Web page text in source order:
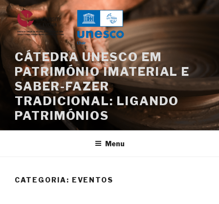
Saltar
para
conteúdo
CÁTEDRA UNESCO EM
PATRIMÓNIO IMATERIAL E
SABER-FAZER
TRADICIONAL: LIGANDO
PATRIMÓNIOS
Menu
CATEGORIA: EVENTOS